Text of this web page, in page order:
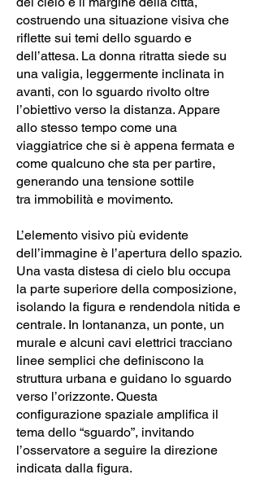
costruendo una situazione visiva che
riflette sui temi dello sguardo e
dell’attesa. La donna ritratta siede su
una valigia, leggermente inclinata in
avanti, con lo sguardo rivolto oltre
l’obiettivo verso la distanza. Appare
allo stesso tempo come una
viaggiatrice che si è appena fermata e
come qualcuno che sta per partire,
generando una tensione sottile
tra immobilità e movimento.
L’elemento visivo più evidente
dell’immagine è l’apertura dello spazio.
Una vasta distesa di cielo blu occupa
la parte superiore della composizione,
isolando la figura e rendendola nitida e
centrale. In lontananza, un ponte, un
murale e alcuni cavi elettrici tracciano
linee semplici che definiscono la
struttura urbana e guidano lo sguardo
verso l’orizzonte. Questa
configurazione spaziale amplifica il
tema dello “sguardo”, invitando
l’osservatore a seguire la direzione
indicata dalla figura.